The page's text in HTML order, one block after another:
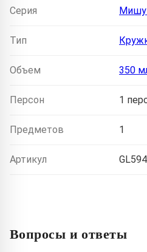
Серия
Тип
Объем 350
Персон 1
Предметов 1
Артикул
Вопросы и ответы